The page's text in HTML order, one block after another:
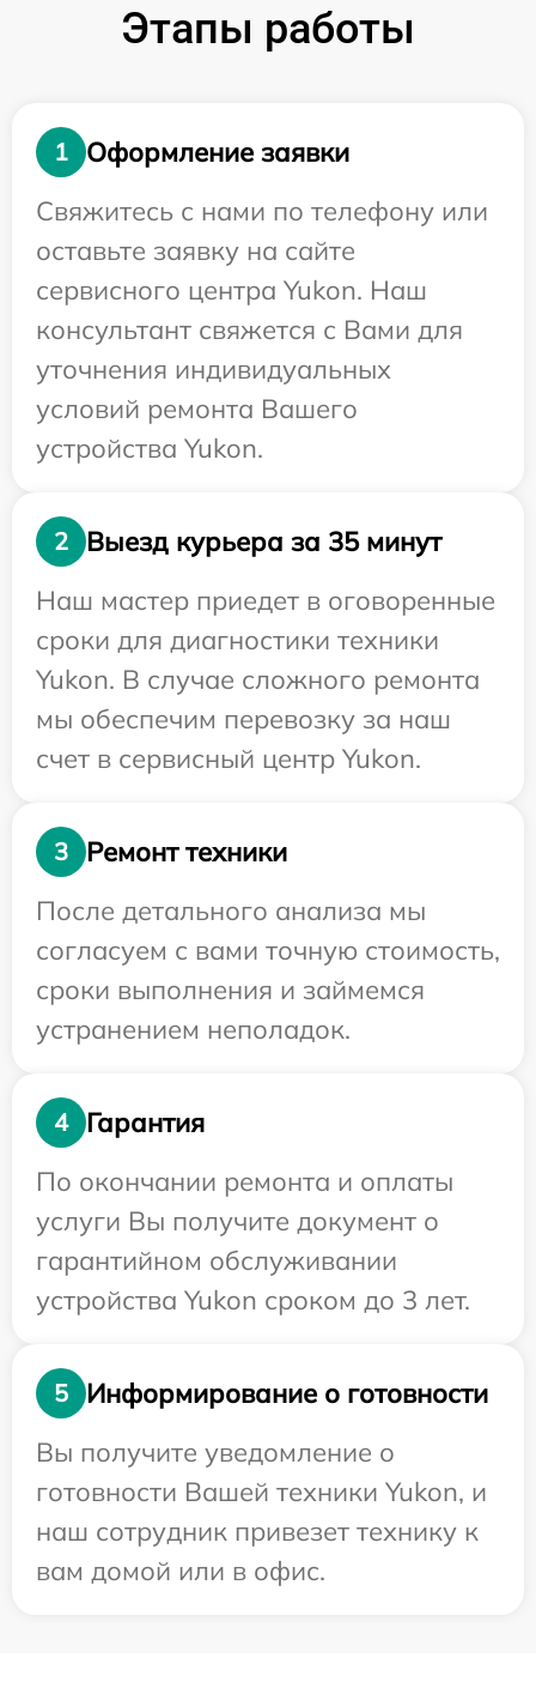
Этапы работы
1
Оформление заявки
Свяжитесь с нами по телефону или
оставьте заявку на сайте
сервисного центра Yukon. Наш
консультант свяжется с Вами для
уточнения индивидуальных
условий ремонта Вашего
устройства Yukon.
2
Выезд курьера за 35 минут
Наш мастер приедет в оговоренные
сроки для диагностики техники
Yukon. В случае сложного ремонта
мы обеспечим перевозку за наш
счет в сервисный центр Yukon.
3
Ремонт техники
После детального анализа мы
согласуем с вами точную стоимость,
сроки выполнения и займемся
устранением неполадок.
4
Гарантия
По окончании ремонта и оплаты
услуги Вы получите документ о
гарантийном обслуживании
устройства Yukon сроком до 3 лет.
5
Информирование о готовности
Вы получите уведомление о
готовности Вашей техники Yukon, и
наш сотрудник привезет технику к
вам домой или в офис.